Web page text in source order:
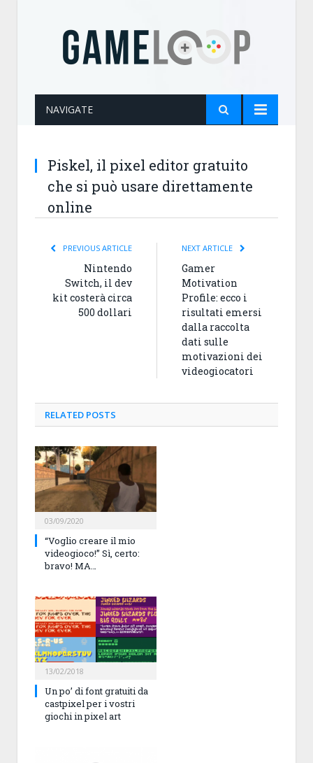
NAVIGATE
Piskel, il pixel editor gratuito
che si può usare direttamente
online
PREVIOUS ARTICLE
Nintendo
Switch, il dev
kit costerà circa
500 dollari
NEXT ARTICLE
Gamer
Motivation
Profile: ecco i
risultati emersi
dalla raccolta
dati sulle
motivazioni dei
videogiocatori
RELATED POSTS
03/09/2020
“Voglio creare il mio
videogioco!” Sì, certo:
bravo! MA…
13/02/2018
Un po’ di font gratuiti da
castpixel per i vostri
giochi in pixel art